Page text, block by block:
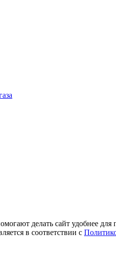
делать сайт удобнее
в соответствии с